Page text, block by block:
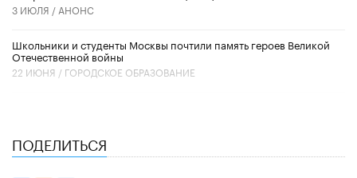
3 ИЮЛЯ / АНОНС
Школьники и студенты Москвы почтили память героев Великой
Отечественной войны
22 ИЮНЯ / ГОРОДСКОЕ ОБРАЗОВАНИЕ
ПОДЕЛИТЬСЯ